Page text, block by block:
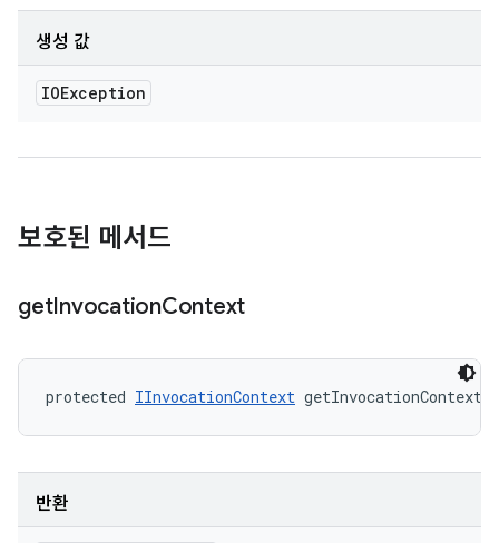
생성 값
IOException
보호된 메서드
getInvocationContext
protected IInvocationContext getInvocationContext
반환